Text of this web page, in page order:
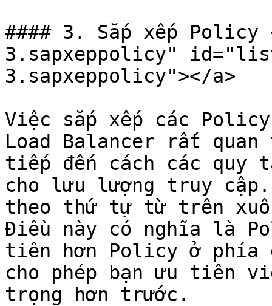
#### 3. Sắp xếp
3.sapxeppolicy"
3.sapxeppolicy"></a>
Việc sắp xếp các
Load Balancer rất
tiếp đến cách các quy
cho lưu lượng truy cập.
theo thứ tự từ trên
Điều này có nghĩa là
tiên hơn Policy ở phía
cho phép bạn ưu tiên
trọng hơn trước.